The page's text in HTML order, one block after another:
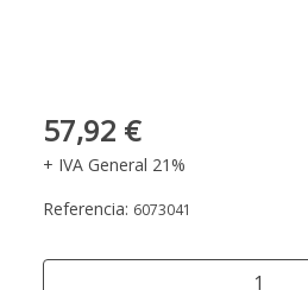
57,92 €
+ IVA General 21%
Referencia: 6073041